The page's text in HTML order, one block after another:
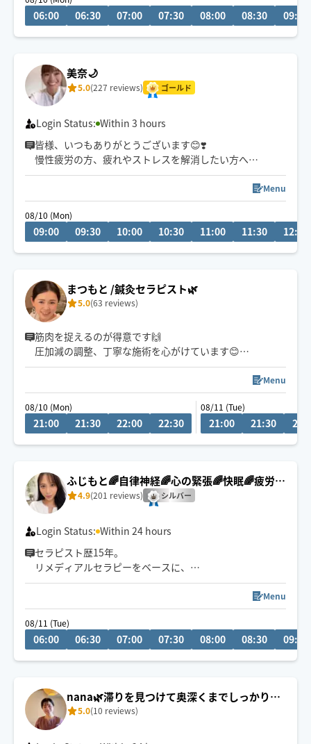
務(60分・22,000円〜)
06:00 06:30 07:00 07:30 08:00 08:30 09:00
美奈🌙
5.0(227 reviews) ゴールド
Login Status: Within 3 hours
皆様、いつもありがとうございます😊❣️
慢性疲労の方、疲れやストレスを解消したい方へ🤲
1番のおすすめはタイ式です🇹🇭✨
【8月の営業日時】
・10日…9〜18時
⚠️プロフィールご必読頂きますようお願いします🙇‍♀️
Menu
08/10 (Mon)
09:00 09:30 10:00 10:30 11:00 11:30 12:00
まつもと /鍼灸セラピスト🌿
5.0(63 reviews)
筋肉を捉えるのが得意です🙌
圧加減の調整、丁寧な施術を心がけています😊
鍼灸師なので、解剖学的、医学的根拠に基づいて施術さ
＊不慣れな分至らない点があるかもれませんが宜しくお
願いします
＊直前のご予約はお受け出来かねます。余裕を持ってご
＊予約枠が空いてない場合はチャットにてご相談下さい
Menu
08/10 (Mon)
21:00 21:30 22:00 22:30
08/11 (Tue)
21:00 21:30
ふじもと🌈自律神経🌈心の緊張🌈快眠🌈疲労回
復4.9(201 reviews) シルバー
Login Status: Within 24 hours
セラピスト歴15年。
リメディアルセラピーをベースに、
身体の深部からゆるめながら
やさしくしっかり効く💪
ただ疲れを取るだけじゃなく、
「力を抜く感覚」を思い出す時間を。
本来のパフォーマンスに戻るお手伝いをしています。
🌟身体を見極めた施術を心掛け、
Menu
08/11 (Tue)
06:00 06:30 07:00 07:30 08:00 08:30 09:00
nana🌿滞りを見つけて奥深くまでしっかりア
プローチ🐾
5.0(10 reviews)